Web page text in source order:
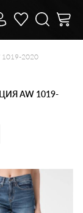
1019-2020
AW 1019-